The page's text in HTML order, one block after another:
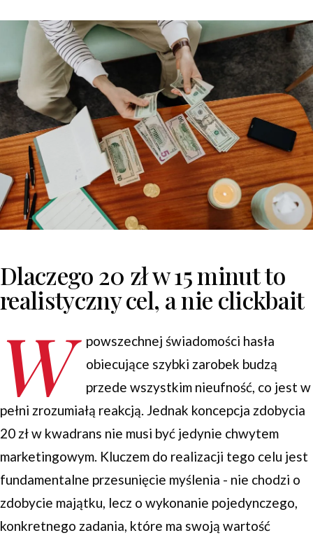
Dlaczego 20 zł w 15 minut to
realistyczny cel, a nie clickbait
W
powszechnej świadomości hasła
obiecujące szybki zarobek budzą
przede wszystkim nieufność, co jest w
pełni zrozumiałą reakcją. Jednak koncepcja zdobycia
20 zł w kwadrans nie musi być jedynie chwytem
marketingowym. Kluczem do realizacji tego celu jest
fundamentalne przesunięcie myślenia - nie chodzi o
zdobycie majątku, lecz o wykonanie pojedynczego,
konkretnego zadania, które ma swoją wartość